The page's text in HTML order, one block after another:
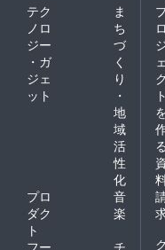
テク
ノロ
ジー
・ガ
ジェ
ット
ま
ち
づ
く
り
・
地
域
活
性
化
プロ
ダク
ト
音
楽
フー
チ
ロ
ェ
ク
ト
る